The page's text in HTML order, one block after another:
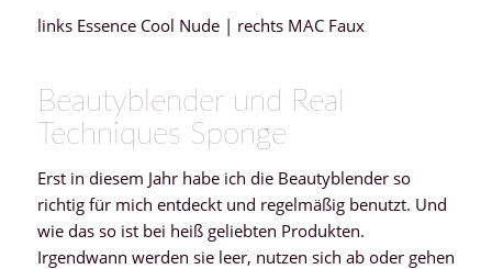
links Essence Cool Nude | rechts MAC Faux
Beautyblender und Real
Techniques Sponge
Erst in diesem Jahr habe ich die Beautyblender so
richtig für mich entdeckt und regelmäßig benutzt. Und
wie das so ist bei heiß geliebten Produkten.
Irgendwann werden sie leer, nutzen sich ab oder gehen